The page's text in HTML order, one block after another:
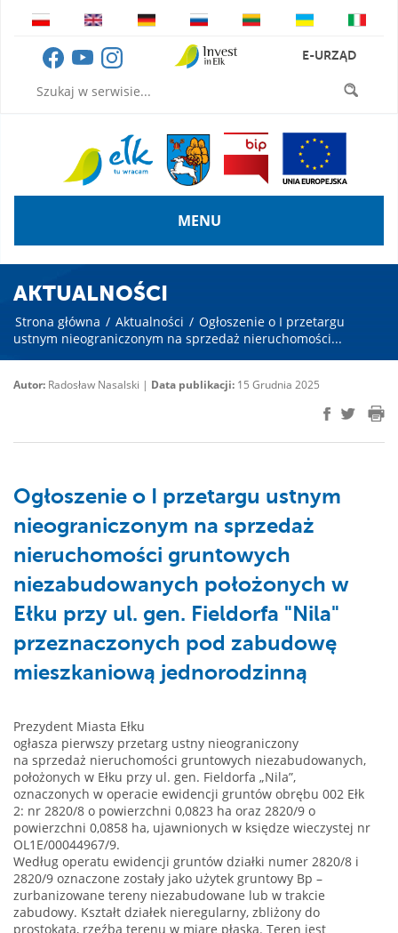
E-URZĄD
MENU
AKTUALNOŚCI
Strona główna / Aktualności / Ogłoszenie o I przetargu
ustnym nieograniczonym na sprzedaż nieruchomości...
Autor: Radosław Nasalski | Data publikacji: 15 Grudnia 2025
Ogłoszenie o I przetargu ustnym
nieograniczonym na sprzedaż
nieruchomości gruntowych
niezabudowanych położonych w
Ełku przy ul. gen. Fieldorfa "Nila"
przeznaczonych pod zabudowę
mieszkaniową jednorodzinną
Prezydent Miasta Ełku
ogłasza pierwszy przetarg ustny nieograniczony
na sprzedaż nieruchomości gruntowych niezabudowanych,
położonych w Ełku przy ul. gen. Fieldorfa „Nila”,
oznaczonych w operacie ewidencji gruntów obrębu 002 Ełk
2: nr 2820/8 o powierzchni 0,0823 ha oraz 2820/9 o
powierzchni 0,0858 ha, ujawnionych w księdze wieczystej nr
OL1E/00044967/9.
Według operatu ewidencji gruntów działki numer 2820/8 i
2820/9 oznaczone zostały jako użytek gruntowy Bp –
zurbanizowane tereny niezabudowane lub w trakcie
zabudowy. Kształt działek nieregularny, zbliżony do
prostokąta, rzeźba terenu w miarę płaska. Teren jest